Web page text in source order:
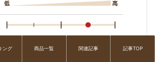
ング 商品一覧 関連記事 記事TOP